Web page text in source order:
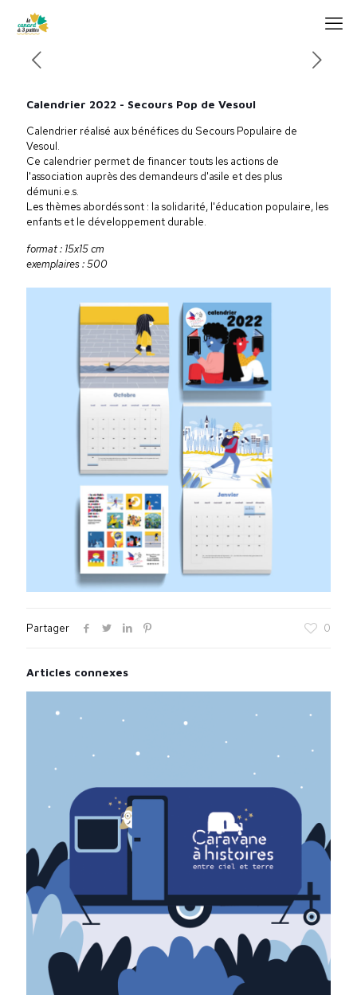
Calendrier 2022 - Secours Pop de Vesoul
Calendrier réalisé aux bénéfices du Secours Populaire de
Vesoul.
Ce calendrier permet de financer touts les actions de
l'association auprès des demandeurs d'asile et des plus
démuni.e.s.
Les thèmes abordés sont : la solidarité, l'éducation populaire, les
enfants et le développement durable.
format : 15x15 cm
exemplaires : 500
Partager 0
Articles connexes